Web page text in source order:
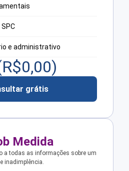
e administrativo
0,00)
grátis
Medida
a todas as informações sobre um
inadimplência.